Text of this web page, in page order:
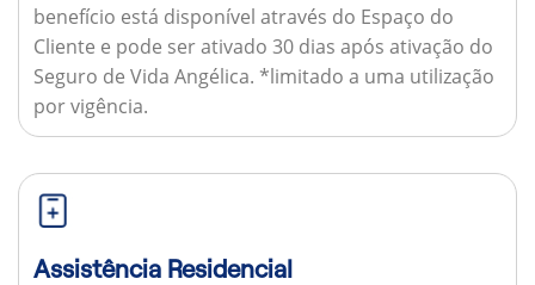
benefício está disponível através do Espaço do
Cliente e pode ser ativado 30 dias após ativação do
Seguro de Vida Angélica. *limitado a uma utilização
por vigência.
Assistência Residencial